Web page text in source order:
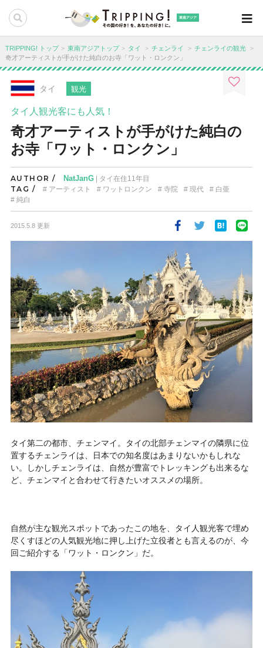
東南アジア
TRIPPING! トップ 東南アジアトップ タイ チェンライ
チェンライの観光
奇才アーティストが手がけた純白のお寺「ワット・ロンクン」
タイ 観光
タイ人観光客にも人気！
奇才アーティストが手がけた純白の
お寺「ワット・ロンクン」
AUTHOR / NatJanG| タイ在住11年目
TAG / アーティスト ワットロンクン 寺院 現代
白亜
純白
2015.5.8 更新
タイ第二の都市、チェンマイ。タイの北部チェンマイの隣県に位
置するチェンライは、日本での知名度はあまりないかもしれな
い。しかしチェンライは、自然が豊富でトレッキングも出来るな
ど、チェンマイと合わせて行きたいオススメの場所。
自然が主な観光スポットであったこの地を、タイ人観光客で埋め
尽くすほどの人気観光地に押し上げた立役者とも言えるのが、今
回ご紹介する「ワット・ロンクン」だ。